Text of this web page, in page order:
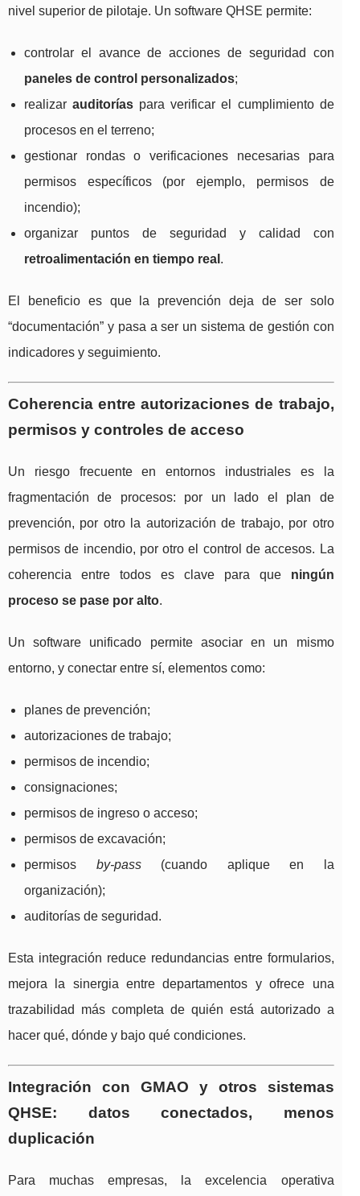
nivel superior de pilotaje. Un software QHSE permite:
controlar el avance de acciones de seguridad con
paneles de control personalizados;
realizarauditorías para verificar el cumplimiento de
procesos en el terreno;
gestionar rondas o verificaciones necesarias para
permisos específicos (por ejemplo, permisos de
incendio);
organizar puntos de seguridad y calidad con
retroalimentación en tiempo real .
El beneficio es que la prevención deja de ser solo
“documentación” y pasa a ser un sistema de gestión con
indicadores y seguimiento.
Coherencia entre autorizaciones de trabajo,
permisos y controles de acceso
Un riesgo frecuente en entornos industriales es la
fragmentación de procesos: por un lado el plan de
prevención, por otro la autorización de trabajo, por otro
permisos de incendio, por otro el control de accesos. La
coherencia entre todos es clave para que ningún
proceso se pase por alto.
Un software unificado permite asociar en un mismo
entorno, y conectar entre sí, elementos como:
planes de prevención;
autorizaciones de trabajo;
permisos de incendio;
consignaciones;
permisos de ingreso o acceso;
permisos de excavación;
permisos by-pass(cuando aplique en la
organización);
auditorías de seguridad.
Esta integración reduce redundancias entre formularios,
mejora la sinergia entre departamentos y ofrece una
trazabilidad más completa de quién está autorizado a
hacer qué, dónde y bajo qué condiciones.
Integración con GMAO y otros sistemas
QHSE: datos conectados, menos
duplicación
Para muchas empresas, la excelencia operativa